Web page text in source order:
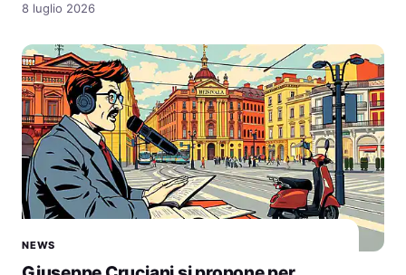
8 luglio 2026
NEWS